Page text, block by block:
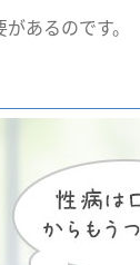
あるのです。